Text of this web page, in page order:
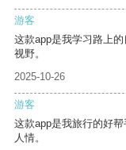
游客
这款app是我学习路上
视野。
2025-10-26
游客
这款app是我旅行的好
人情。